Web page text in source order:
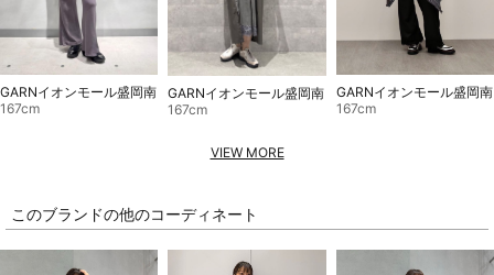
GARNイオンモール盛岡南
167cm
GARNイオンモール盛岡南
167cm
GARNイオンモール盛岡南
167cm
VIEW MORE
このブランドの他のコーディネート